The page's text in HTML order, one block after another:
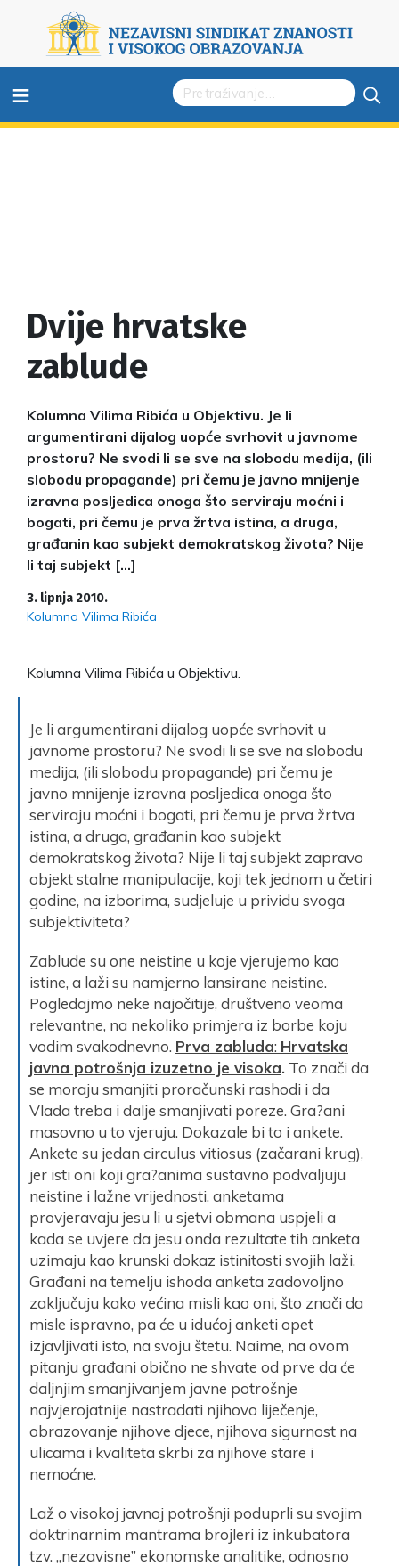
≡
Dvije hrvatske
zablude
Kolumna Vilima Ribića u Objektivu. Je li
argumentirani dijalog uopće svrhovit u javnome
prostoru? Ne svodi li se sve na slobodu medija, (ili
slobodu propagande) pri čemu je javno mnijenje
izravna posljedica onoga što serviraju moćni i
bogati, pri čemu je prva žrtva istina, a druga,
građanin kao subjekt demokratskog života? Nije
li taj subjekt […]
3. lipnja 2010.
Kolumna Vilima Ribića
Kolumna Vilima Ribića u Objektivu.
Je li argumentirani dijalog uopće svrhovit u
javnome prostoru? Ne svodi li se sve na slobodu
medija, (ili slobodu propagande) pri čemu je
javno mnijenje izravna posljedica onoga što
serviraju moćni i bogati, pri čemu je prva žrtva
istina, a druga, građanin kao subjekt
demokratskog života? Nije li taj subjekt zapravo
objekt stalne manipulacije, koji tek jednom u četiri
godine, na izborima, sudjeluje u prividu svoga
subjektiviteta?
Zablude su one neistine u koje vjerujemo kao
istine, a laži su namjerno lansirane neistine.
Pogledajmo neke najočitije, društveno veoma
relevantne, na nekoliko primjera iz borbe koju
vodim svakodnevno. Prva zabluda: Hrvatska
javna potrošnja izuzetno je visoka. To znači da
se moraju smanjiti proračunski rashodi i da
Vlada treba i dalje smanjivati poreze. Gra?ani
masovno u to vjeruju. Dokazale bi to i ankete.
Ankete su jedan circulus vitiosus (začarani krug),
jer isti oni koji gra?anima sustavno podvaljuju
neistine i lažne vrijednosti, anketama
provjeravaju jesu li u sjetvi obmana uspjeli a
kada se uvjere da jesu onda rezultate tih anketa
uzimaju kao krunski dokaz istinitosti svojih laži.
Građani na temelju ishoda anketa zadovoljno
zaključuju kako većina misli kao oni, što znači da
misle ispravno, pa će u idućoj anketi opet
izjavljivati isto, na svoju štetu. Naime, na ovom
pitanju građani obično ne shvate od prve da će
daljnjim smanjivanjem javne potrošnje
najvjerojatnije nastradati njihovo liječenje,
obrazovanje njihove djece, njihova sigurnost na
ulicama i kvaliteta skrbi za njihove stare i
nemoćne.
Laž o visokoj javnoj potrošnji poduprli su svojim
doktrinarnim mantrama brojleri iz inkubatora
tzv. „nezavisne” ekonomske analitike, odnosno